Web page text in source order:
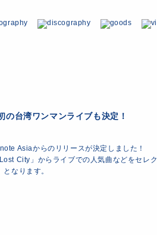
台湾ワンマンライブも決定！
Asiaからのリリースが決定しました！
City」からライブでの人気曲などをセレク
なります。